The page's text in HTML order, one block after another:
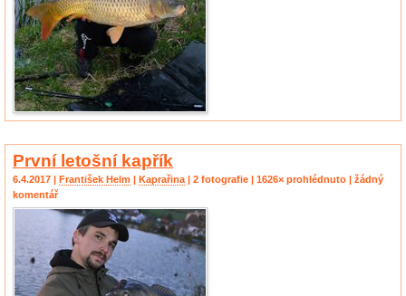
První letošní kapřík
6.4.2017 | František Helm | Kaprařina | 2 fotografie | 1626× prohlédnuto | žádný
komentář